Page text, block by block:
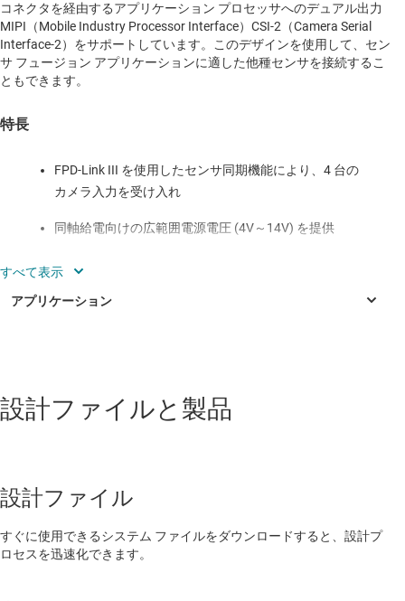
コネクタを経由するアプリケーション プロセッサへのデュアル出力
MIPI（Mobile Industry Processor Interface）CSI-2（Camera Serial
Interface-2）をサポートしています。このデザインを使用して、セン
サ フュージョン アプリケーションに適した他種センサを接続するこ
ともできます。
特長
FPD-Link III を使用したセンサ同期機能により、4 台の
カメラ入力を受け入れ
同軸給電向けの広範囲電源電圧 (4V～14V) を提供
CSI-2 インターフェイス経由で TDA3 と TDA2Plus の各
ボードへの直接電力供給が可能
ADAS およびインフォテインメント フュージョン コントロー
ラ
ADAS ドメイン・コントローラ
設計ファイルと製品
設計ファイル
すぐに使用できるシステム ファイルをダウンロードすると、設計プ
ロセスを迅速化できます。